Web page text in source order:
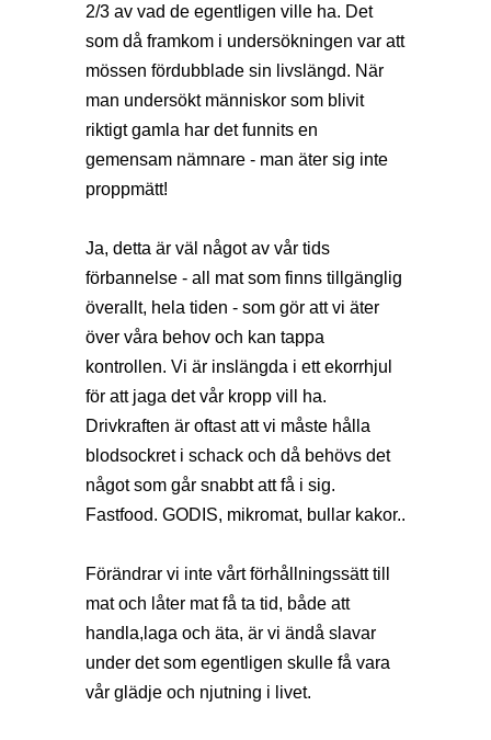
2/3 av vad de egentligen ville ha. Det
som då framkom i undersökningen var att
mössen fördubblade sin livslängd. När
man undersökt människor som blivit
riktigt gamla har det funnits en
gemensam nämnare - man äter sig inte
proppmätt!
Ja, detta är väl något av vår tids
förbannelse - all mat som finns tillgänglig
överallt, hela tiden - som gör att vi äter
över våra behov och kan tappa
kontrollen. Vi är inslängda i ett ekorrhjul
för att jaga det vår kropp vill ha.
Drivkraften är oftast att vi måste hålla
blodsockret i schack och då behövs det
något som går snabbt att få i sig.
Fastfood. GODIS, mikromat, bullar kakor..
Förändrar vi inte vårt förhållningssätt till
mat och låter mat få ta tid, både att
handla,laga och äta, är vi ändå slavar
under det som egentligen skulle få vara
vår glädje och njutning i livet.